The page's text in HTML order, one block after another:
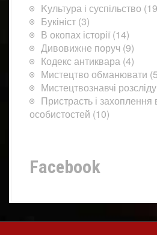
Kультура і суспільство
Букініст (3)
В окопах історії(14)
Дивовижне поруч (9)
Кодекс антиквара (4)
Мистецтво обманювати
Мистецтвознавчі
Пристрасть і захоплення
особистостей (10)
Facebook